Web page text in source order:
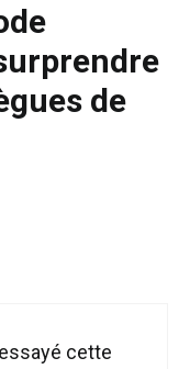
de
cette